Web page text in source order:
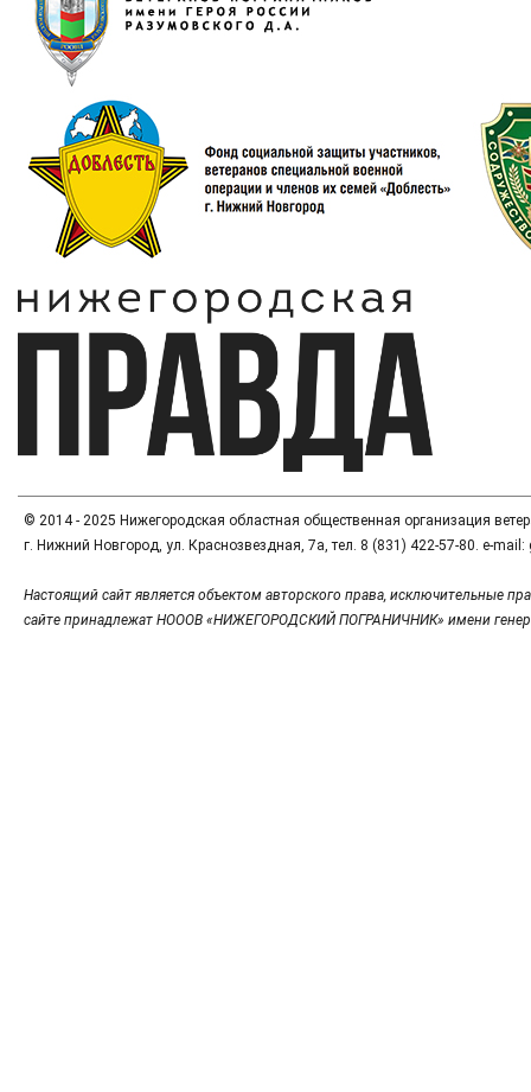
© 2014 - 2025 Нижегородская областная общественная организация
г. Нижний Новгород, ул. Краснозвездная, 7а, тел. 8 (831) 422-57-80. e-
Настоящий сайт является объектом авторского права, исключительные
сайте принадлежат НОООВ «НИЖЕГОРОДСКИЙ ПОГРАНИЧНИК» имени